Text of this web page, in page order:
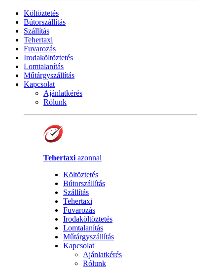
Költöztetés
Bútorszállítás
Szállítás
Tehertaxi
Fuvarozás
Irodaköltöztetés
Lomtalanítás
Műtárgyszállítás
Kapcsolat
Ajánlatkérés
Rólunk
Tehertaxi azonnal
Költöztetés
Bútorszállítás
Szállítás
Tehertaxi
Fuvarozás
Irodaköltöztetés
Lomtalanítás
Műtárgyszállítás
Kapcsolat
Ajánlatkérés
Rólunk